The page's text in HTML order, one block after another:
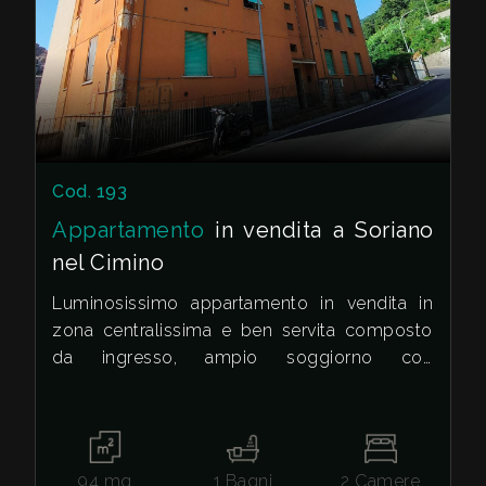
Cod. 193
Appartamento in vendita a Soriano
nel Cimino
Luminosissimo appartamento in vendita in
zona centralissima e ben servita composto
da ingresso, ampio soggiorno con
Lo stato di conservazione è buono e gli
94 mq 1 Bagni 2 Camere
VALE
LA
TUA
CASA?
UN
SEGNALATORE
LAVORA
Viterbo
Soriano nel Cimino
Tipologia
multiscelta
Residenziali